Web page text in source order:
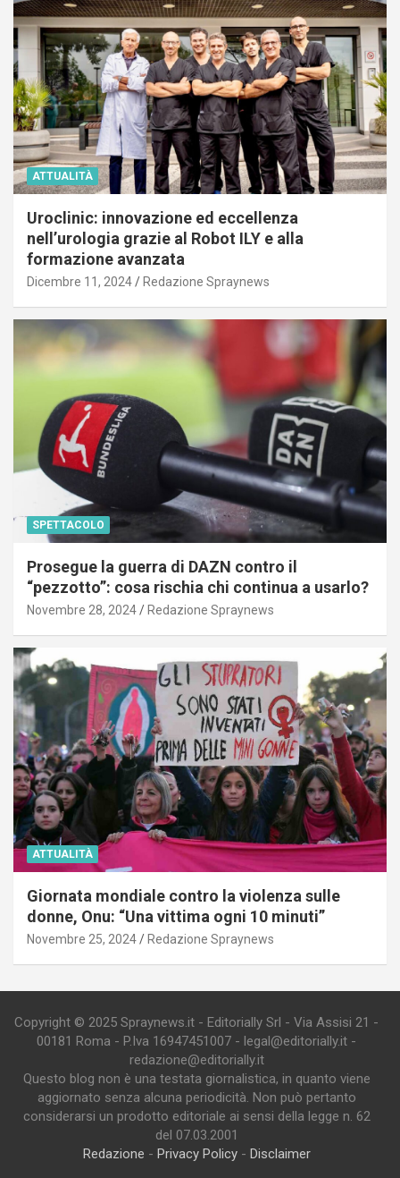
ATTUALITÀ
Uroclinic: innovazione ed eccellenza
nell’urologia grazie al Robot ILY e alla
formazione avanzata
Dicembre 11, 2024 Redazione Spraynews
SPETTACOLO
Prosegue la guerra di DAZN contro il
“pezzotto”: cosa rischia chi continua a usarlo?
Novembre 28, 2024 Redazione Spraynews
ATTUALITÀ
Giornata mondiale contro la violenza sulle
donne, Onu: “Una vittima ogni 10 minuti”
Novembre 25, 2024 Redazione Spraynews
Copyright © 2025 Spraynews.it - Editorially Srl - Via Assisi 21 -
00181 Roma - P.Iva 16947451007 - legal@editorially.it -
redazione@editorially.it
Questo blog non è una testata giornalistica, in quanto viene
aggiornato senza alcuna periodicità. Non può pertanto
considerarsi un prodotto editoriale ai sensi della legge n. 62
del 07.03.2001
Redazione - Privacy Policy- Disclaimer